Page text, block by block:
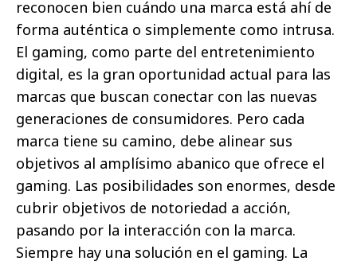
reconocen bien cuándo una marca está ahí de
forma auténtica o simplemente como intrusa.
El gaming, como parte del entretenimiento
digital, es la gran oportunidad actual para las
marcas que buscan conectar con las nuevas
generaciones de consumidores. Pero cada
marca tiene su camino, debe alinear sus
objetivos al amplísimo abanico que ofrece el
gaming. Las posibilidades son enormes, desde
cubrir objetivos de notoriedad a acción,
pasando por la interacción con la marca.
Siempre hay una solución en el gaming. La